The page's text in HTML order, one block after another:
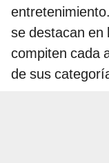
se destacan en
compiten cada
de sus